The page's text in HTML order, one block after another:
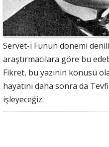
Servet-i Fünun dönemi
araştırmacılara göre bu
Fikret, bu yazının konusu
hayatını daha sonra da
işleyeceğiz.